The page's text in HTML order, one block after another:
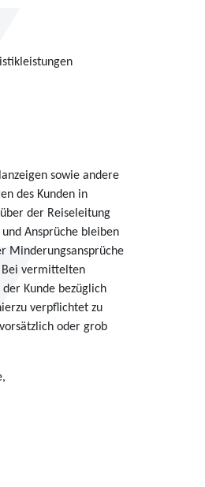
sowie andere
des Kunden in
der Reiseleitung
Ansprüche bleiben
Minderungsansprüche
Bei vermittelten
Kunde bezüglich
verpflichtet zu
oder grob